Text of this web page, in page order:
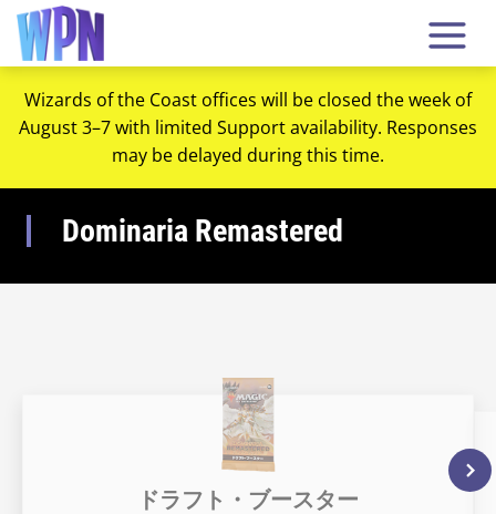
Wizards of the Coast offices will be closed the week of
August 3–7 with limited Support availability. Responses
may be delayed during this time.
Dominaria Remastered
ドラフト・ブースター